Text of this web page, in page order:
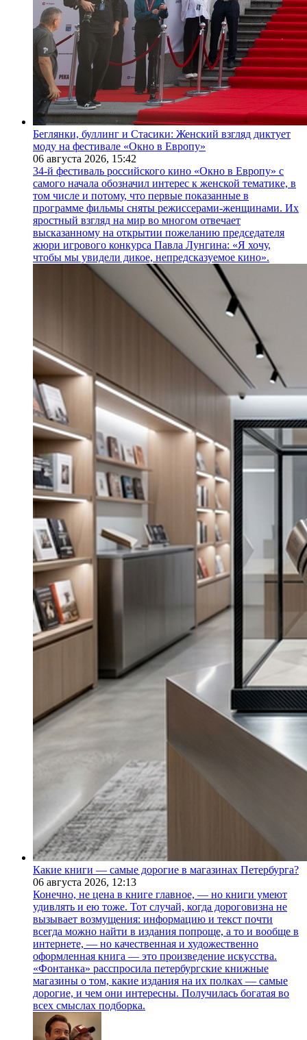
Беглянки, буллинг и Стасики: Женский взгляд диктует
моду на фестивале «Окно в Европу»
06 августа 2026, 15:42
34-й фестиваль российского кино «Окно в Европу» с
самого начала обозначил интерес к женской тематике, в
том числе и потому, что первые показанные в
программе фильмы сняты режиссерами-женщинами. Их
яростный взгляд на мир во многом отвечает
высказанному на открытии пожеланию председателя
жюри игрового конкурса Павла Лунгина: «Я хочу,
чтобы мы увидели дикое, непредсказуемое кино».
Какие книги — самые дорогие в магазинах Петербурга?
06 августа 2026, 12:13
Конечно, не цена в книге главное, — но книги умеют
удивлять и ею тоже. Тот случай, когда дороговизна не
вызывает возмущения: информацию и текст почти
всегда можно найти в издания попроще, а то и вообще в
интернете, — но качественная и художественно
оформленная книга — это произведение искусства.
«Фонтанка» расспросила петербургские книжные
магазины о том, какие издания на их полках — самые
дорогие, и чем они интересны. Получилась богатая во
всех смыслах подборка.